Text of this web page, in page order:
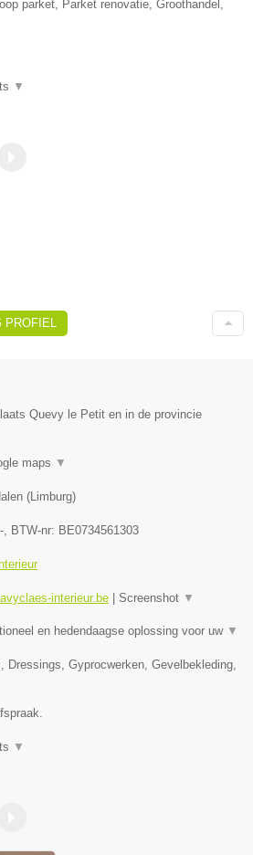
parket, Parket renovatie, Groothandel,
▼
PROFIEL
Quevy le Petit en in de provincie
maps ▼
(Limburg)
-, BTW-nr: BE0734561303
interieur.be Screenshot ▼
en hedendaagse oplossing voor uw ▼
Dressings, Gyprocwerken, Gevelbekleding,
▼